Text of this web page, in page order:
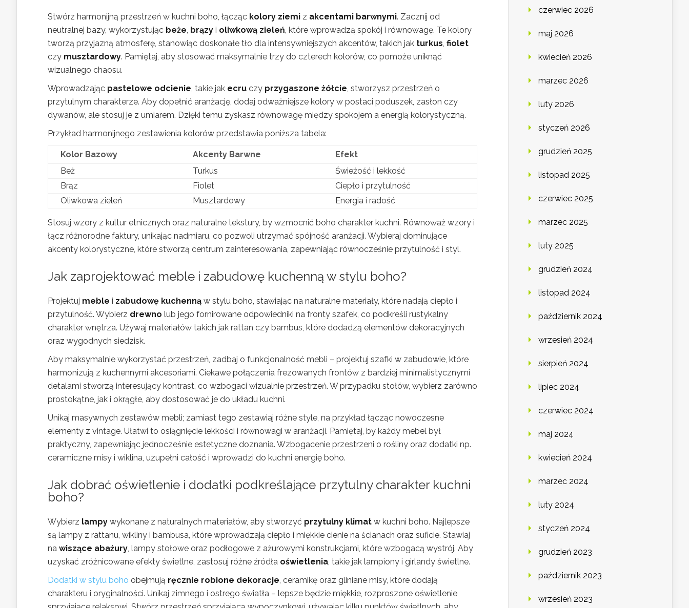
Stwórz harmonijną przestrzeń w kuchni boho, łącząc kolory ziemi z akcentami barwnymi. Zacznij od
neutralnej bazy, wykorzystując beże brązy i oliwkową zieleń , które wprowadzą spokój i równowagę. Te kolory
tworzą przyjazną atmosferę, stanowiąc doskonałe tło dla intensywniejszych akcentów, takich jak turkus fiolet
czy musztardowy. Pamiętaj, aby stosować maksymalnie trzy do czterech kolorów, co pomoże uniknąć
wizualnego chaosu.
Wprowadzając pastelowe odcienie , takie jak ecru czy przygaszone żółcie , stworzysz przestrzeń o
przytulnym charakterze. Aby dopełnić aranżację, dodaj odważniejsze kolory w postaci poduszek, zasłon czy
dywanów, ale stosuj je z umiarem. Dzięki temu zyskasz równowagę między spokojem a energią kolorystyczną.
Przykład harmonijnego zestawienia kolorów przedstawia poniższa tabela:
Kolor Bazowy Akcenty Barwne
Efekt
Beż
Turkus
Świeżość i lekkość
Brąz
Fiolet
Ciepło i przytulność
Oliwkowa zieleń
Musztardowy Energia i radość
Stosuj wzory z kultur etnicznych oraz naturalne tekstury, by wzmocnić boho charakter kuchni. Równoważ wzory i
łącz różnorodne faktury, unikając nadmiaru, co pozwoli utrzymać spójność aranżacji. Wybieraj dominujące
akcenty kolorystyczne, które stworzą centrum zainteresowania, zapewniając równocześnie przytulność i styl.
Jak zaprojektować meble i zabudowę kuchenną w stylu boho?
Projektuj meble i zabudowę kuchenną w stylu boho, stawiając na naturalne materiały, które nadają ciepło i
przytulność. Wybierz drewno lub jego fornirowane odpowiedniki na fronty szafek, co podkreśli rustykalny
charakter wnętrza. Używaj materiałów takich jak rattan czy bambus, które dodadzą elementów dekoracyjnych
oraz wygodnych siedzisk.
Aby maksymalnie wykorzystać przestrzeń, zadbaj o funkcjonalność mebli – projektuj szafki w zabudowie, które
harmonizują z kuchennymi akcesoriami. Ciekawe połączenia frezowanych frontów z bardziej minimalistycznymi
detalami stworzą interesujący kontrast, co wzbogaci wizualnie przestrzeń. W przypadku stołów, wybierz zarówno
prostokątne, jak i okrągłe, aby dostosować je do układu kuchni.
Unikaj masywnych zestawów mebli; zamiast tego zestawiaj różne style, na przykład łącząc nowoczesne
elementy z vintage. Ułatwi to osiągnięcie lekkości i równowagi w aranżacji. Pamiętaj, by każdy mebel był
praktyczny, zapewniając jednocześnie estetyczne doznania. Wzbogacenie przestrzeni o rośliny oraz dodatki np.
ceramiczne misy i wiklina, uzupełni całość i wprowadzi do kuchni energię boho.
Jak dobrać oświetlenie i dodatki podkreślające przytulny charakter kuchni
boho?
Wybierz lampy wykonane z naturalnych materiałów, aby stworzyć przytulny klimat w kuchni boho. Najlepsze
są lampy z rattanu, wikliny i bambusa, które wprowadzają ciepło i miękkie cienie na ścianach oraz suficie. Stawiaj
na wiszące abażury , lampy stołowe oraz podłogowe z ażurowymi konstrukcjami, które wzbogacą wystrój. Aby
uzyskać zróżnicowane efekty świetlne, zastosuj różne źródła oświetlenia , takie jak lampiony i girlandy świetlne.
Dodatki w stylu boho obejmują ręcznie robione dekoracje , ceramikę oraz gliniane misy, które dodają
charakteru i oryginalności. Unikaj zimnego i ostrego światła – lepsze będzie miękkie, rozproszone oświetlenie
czerwiec 2026
maj 2026
kwiecień 2026
marzec 2026
luty 2026
styczeń 2026
grudzień 2025
listopad 2025
czerwiec 2025
marzec 2025
luty 2025
grudzień 2024
listopad 2024
październik 2024
wrzesień 2024
sierpień 2024
lipiec 2024
czerwiec 2024
maj 2024
kwiecień 2024
marzec 2024
luty 2024
styczeń 2024
grudzień 2023
październik 2023
wrzesień 2023